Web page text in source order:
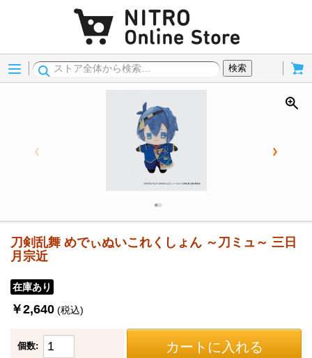
Menu
検索
刀剣乱舞 めでぃぬいこれくしょん ～刀ミュ～ 三日
月宗近
在庫あり
￥2,640 (税込)
個数: カートに入れる